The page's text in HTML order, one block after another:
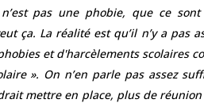
pas une phobie, que ce
ça. La réalité est qu’il n’y a pas
et d'harcèlements scolaires
». On n’en parle pas assez
mettre en place, plus de réunion